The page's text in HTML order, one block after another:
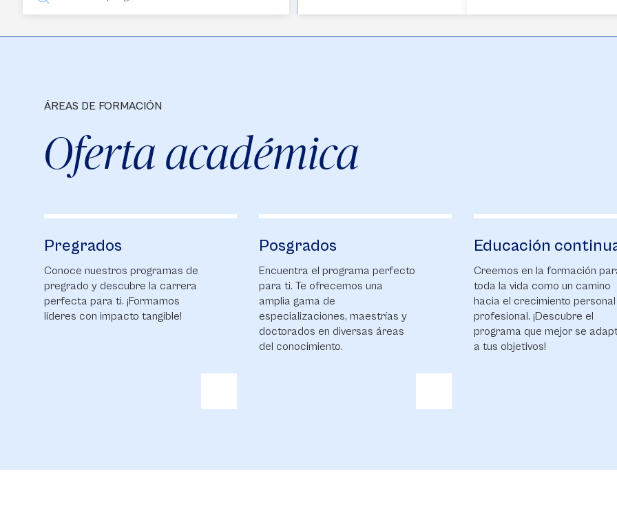
ÁREAS DE FORMACIÓN
Oferta académica
Pregrados
Conoce nuestros programas de
pregrado y descubre la carrera
perfecta para ti. ¡Formamos
líderes con impacto tangible!
Posgrados
Encuentra el programa perfecto
para ti. Te ofrecemos una
amplia gama de
especializaciones, maestrías y
doctorados en diversas áreas
del conocimiento.
Educación
Creemos en la formación
toda la vida como un camino
hacia el crecimiento
profesional. ¡Descubre el
programa que mejor se
a tus objetivos!